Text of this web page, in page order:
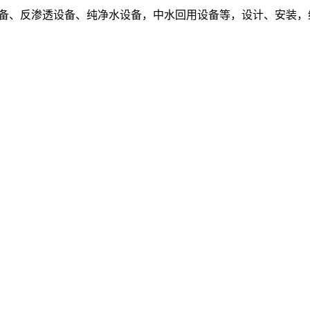
反渗透设备、纯净水设备，中水回用设备等，设计、安装，